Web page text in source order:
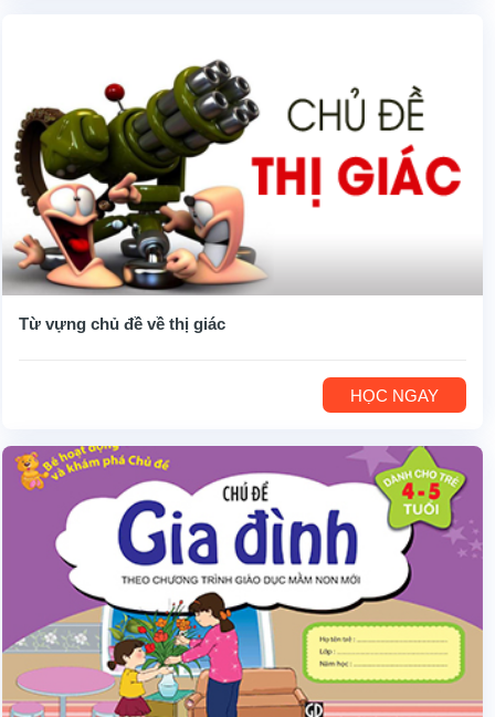
Từ vựng chủ đề về thị giác
HỌC NGAY